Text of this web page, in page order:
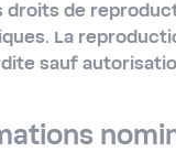
droits de
La
sauf